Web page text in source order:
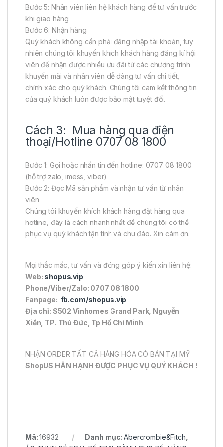
Bước 5: Nhân viên liên hệ khách hàng để tư vấn trước
khi giao hàng
Bước 6: Nhận hàng
Quý khách không cần phải đăng nhập tài khoản, tuy
nhiên chúng tôi khuyến khích khách hàng đăng kí hội
viên để nhận được nhiều ưu đãi từ các chương trình
khuyến mãi và nhân viên dễ dàng tư vấn chi tiết,
chính xác cho quý khách. Chúng tôi cam kết thông tin
của quý khách luôn được bảo mật tuyệt đối.
Cách 3: Mua hàng qua điện
thoại/Hotline 0707 08 1800
Bước 1: Gọi hoặc nhắn tin đến hotline: 0707 08 1800
(hỗ trợ zalo, imess, viber)
Bước 2: Đọc Mã sản phẩm và nhận tư vấn từ nhân
viên
Chúng tôi khuyến khích khách hàng đặt hàng qua
hotline, đây là cách nhanh nhất để chúng tôi có thể
phục vụ quý khách tận tình và chu đáo. Xin cám ơn.
Mọi thắc mắc, tư vấn và đóng góp ý kiến xin liên hệ:
Web: shopus.vip
Phone/Viber/Zalo: 0707 08 1800
Fanpage: fb.com/shopus.vip
Địa chỉ: S502 Vinhomes Grand Park, Nguyễn
Xiển, TP. Thủ Đức, Tp Hồ Chí Minh
NHẬN ORDER TẤT CẢ HÀNG HÓA CÓ BÁN TẠI MỸ
ShopUS HÂN HẠNH ĐƯỢC PHỤC VỤ QUÝ KHÁCH !
Mã:16932 Danh mục:Abercrombie&Fitch